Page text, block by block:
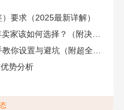
要求（2025最新详解）
何选择？（附决策流程图）
设置与避坑（附超全指南）
势分析